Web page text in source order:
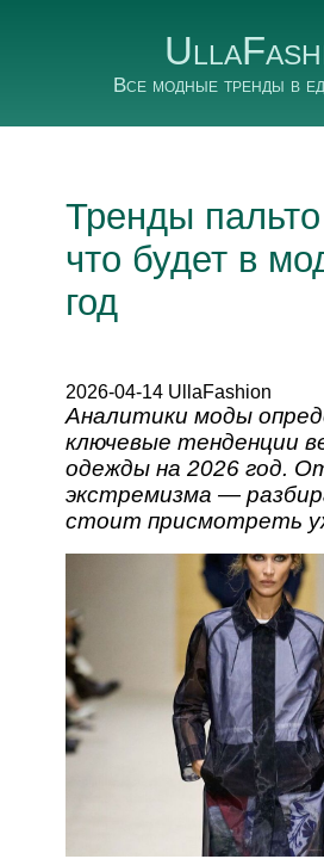
Все модные тренды в
Тренды
что будет в
год
2026-04-14 UllaFashion
Аналитики моды
ключевые тенденции
одежды на 2026 год.
экстремизма —
стоит присмотреть